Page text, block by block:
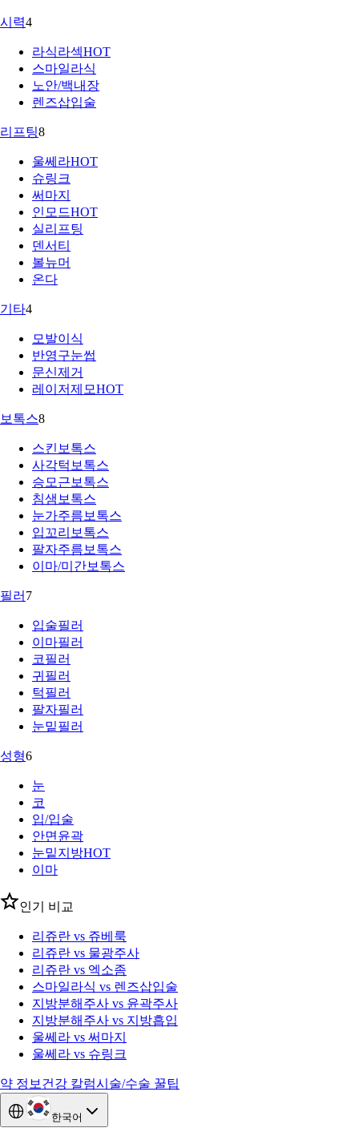
시력4
라식라섹HOT
스마일라식
노안/백내장
렌즈삽입술
리프팅8
울쎄라HOT
슈링크
써마지
인모드HOT
실리프팅
덴서티
볼뉴머
온다
기타4
모발이식
반영구눈썹
문신제거
레이저제모HOT
보톡스8
스킨보톡스
사각턱보톡스
승모근보톡스
침샘보톡스
눈가주름보톡스
입꼬리보톡스
팔자주름보톡스
이마/미간보톡스
필러 7
입술필러
이마필러
코필러
귀필러
턱필러
팔자필러
눈밑필러
성형6
눈
코
입/입술
안면윤곽
눈밑지방HOT
이마
인기 비교
리쥬란 vs 쥬베룩
리쥬란 vs 물광주사
리쥬란 vs 엑소좀
스마일라식 vs 렌즈삽입술
지방분해주사 vs 윤곽주사
지방분해주사 vs 지방흡입
울쎄라 vs 써마지
울쎄라 vs 슈링크
약 정보 건강 칼럼시술/수술 꿀팁
한국어